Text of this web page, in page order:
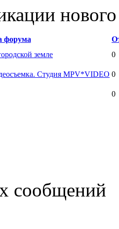
форума
земле
0
Студия MPV*VIDEO 0
0
сообщений